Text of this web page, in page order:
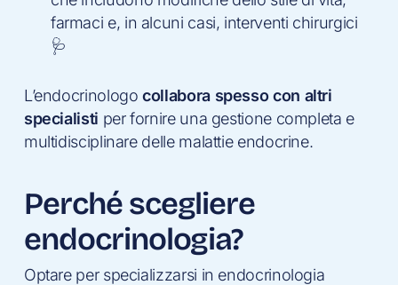
farmaci e, in alcuni casi, interventi chirurgici
🩺
L’endocrinologocollabora spesso con altri
specialisti per fornire una gestione completa e
multidisciplinare delle malattie endocrine.
Perché scegliere
endocrinologia?
Optare per specializzarsi in endocrinologia